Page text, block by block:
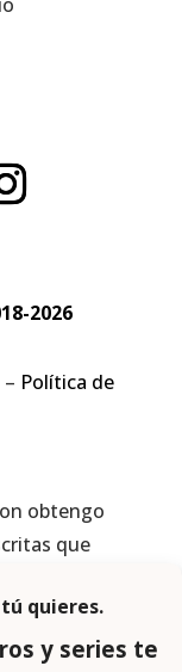
2026
– Política de
obtengo
que